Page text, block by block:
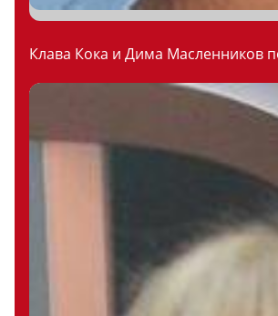
Клава Кока и Дима Масленников